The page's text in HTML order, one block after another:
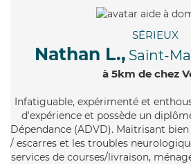
SÉRIEUX
Nathan L., Saint-
à 5km de chez
Infatiguable, expérimenté et
d'expérience et possède un
Dépendance (ADVD). Maitrisant
/ escarres et les troubles
services de courses/livraison,